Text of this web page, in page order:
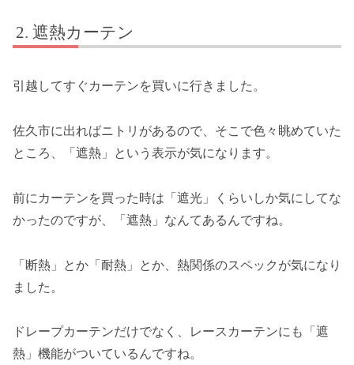
遮熱カーテン
引越してすぐカーテンを買いに行きました。
佐久市に出ればニトリがあるので、そこで色々眺めていた
ところ、「遮熱」という表示が気になります。
前にカーテンを買った時は「遮光」くらいしか気にしてな
かったのですが、「遮熱」なんてあるんですね。
「断熱」とか「耐熱」とか、熱関係のスペックが気になり
ました。
ドレープカーテンだけでなく、レースカーテンにも「遮
熱」機能がついているんですね。